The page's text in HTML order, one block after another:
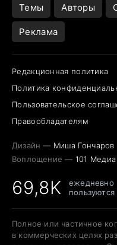
Темы Авторы
Реклама
Редакционная политика
Политика
Пользовательское
Правообладателям
Дизайн — Миша Гончаров
Воплощение — 101 Медиа
69,8K
ежедневно
пользуются
Полное или частичное
в коммерческих целях